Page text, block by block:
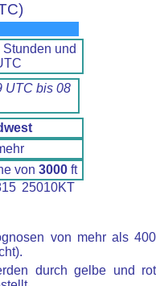
Stunden und
UTC bis 08
von 3000 ft
25010KT
von mehr als
durch gelbe und